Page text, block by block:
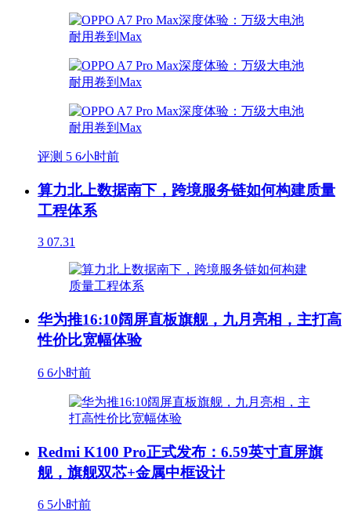
评测 5 6小时前
算力北上数据南下，跨境服务链如何构建质量
工程体系
3 07.31
华为推16:10阔屏直板旗舰，九月亮相，主打高
性价比宽幅体验
6 6小时前
Redmi K100 Pro正式发布：6.59英寸直屏旗
舰，旗舰双芯+金属中框设计
6 5小时前